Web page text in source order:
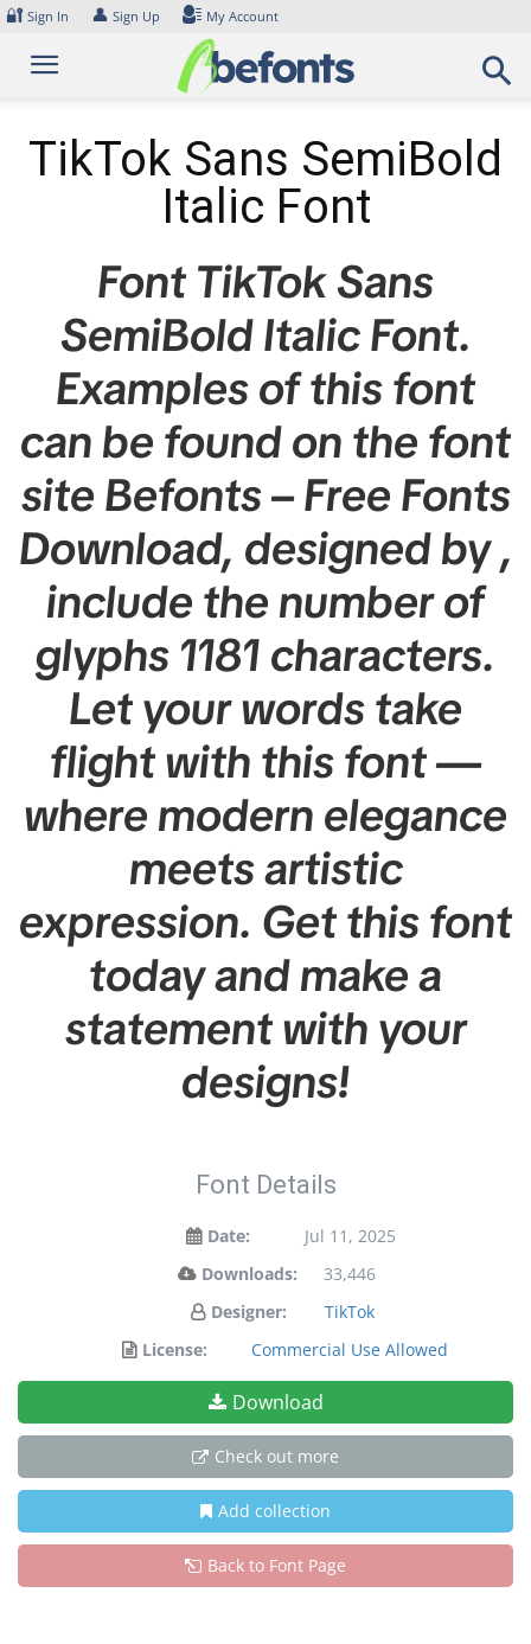
Skip
content
🔐 Sign In 👤 Sign Up My Account
TikTok Sans SemiBold
Italic Font
Font TikTok Sans
SemiBold Italic Font.
Examples of this font
can be found on the font
site Befonts – Free Fonts
Download, designed by ,
include the number of
glyphs 1181 characters.
Let your words take
flight with this font —
where modern elegance
meets artistic
expression. Get this font
today and make a
statement with your
designs!
Font Details
Date:
Jul 11, 2025
Downloads:
33,446
Designer:
TikTok
License:
Commercial Use Allowed
Download
Check out more
Add collection
Back to Font Page